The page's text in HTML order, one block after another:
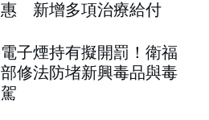
惠 新增多項治療給付
電子煙持有擬開罰！衛福
部修法防堵新興毒品與毒
駕